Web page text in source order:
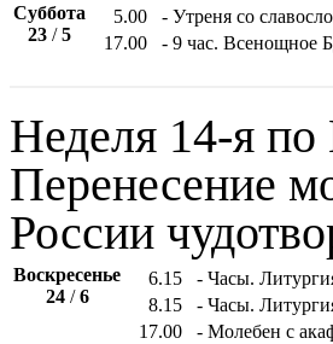
Суббота
23 /5
5.00
- Утреня со
17.00
- 9 час. Всенощное
Неделя 14-я по
Перенесение
России
Воскресенье
24/6
6.15
- Часы.
8.15
- Часы.
17.00
- Молебен с